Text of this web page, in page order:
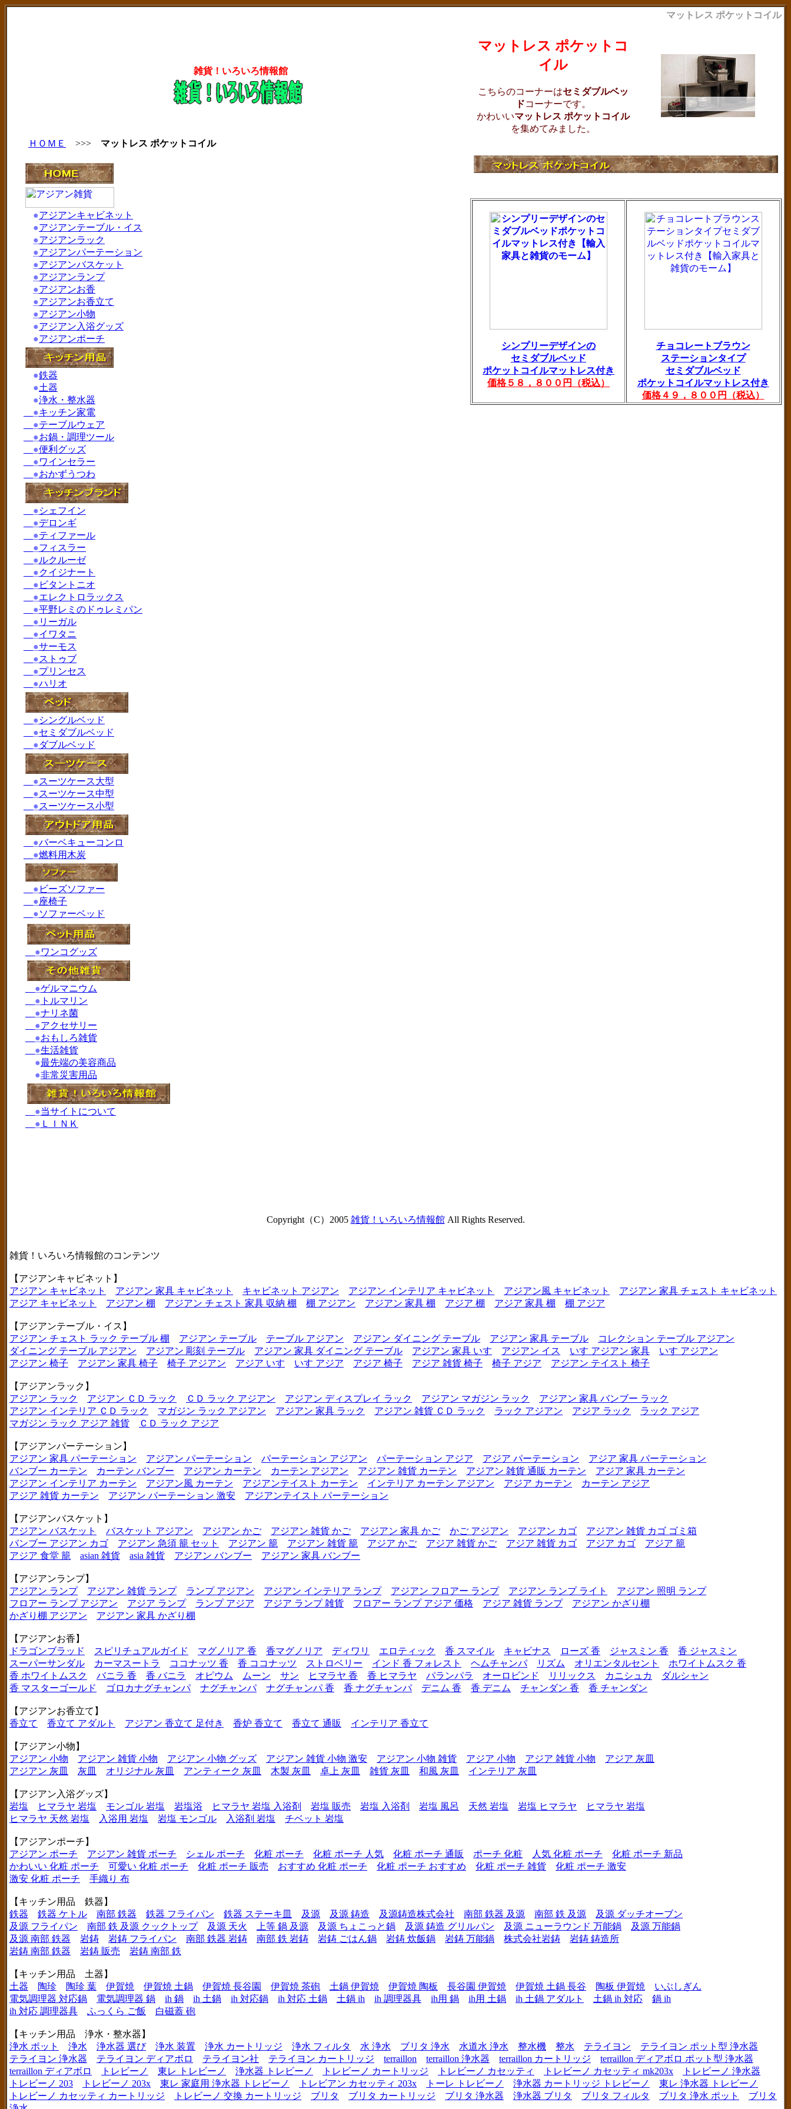
マットレス ポケットコイル
雑貨！いろいろ情報館
マットレス ポケットコ
イル
こちらのコーナーはセミダブルベッ
ドコーナーです。
かわいいマットレス ポケットコイル
を集めてみました。
ＨＯＭＥ
>>> マットレス ポケットコイル
シンプリーデザインの
セミダブルベッド
ポケットコイルマットレス付き
価格５８，８００円（税込）
チョコレートブラウン
ステーションタイプ
セミダブルベッド
ポケットコイルマットレス付き
価格４９，８００円（税込）
●アジアンキャビネット
●アジアンテーブル・イス
●アジアンラック
●アジアンパーテーション
●アジアンバスケット
●アジアンランプ
●アジアンお香
●アジアンお香立て
●アジアン小物
●アジアン入浴グッズ
●アジアンポーチ
●鉄器
●土器
●浄水・整水器
●キッチン家電
●テーブルウェア
●お鍋・調理ツール
●便利グッズ
●ワインセラー
●おかずうつわ
●シェフイン
●デロンギ
●ティファール
●フィスラー
●ルクルーゼ
●クイジナート
● ビタントニオ
●エレクトロラックス
●平野レミのドゥレミパン
● リーガル
●イワタニ
●サーモス
●ストゥブ
●プリンセス
●ハリオ
●シングルベッド
●セミダブルベッド
●ダブルベッド
●スーツケース大型
●スーツケース中型
●スーツケース小型
●バーベキューコンロ
●燃料用木炭
● ビーズソファー
●座椅子
●ソファーベッド
●ワンコグッズ
●ゲルマニウム
● トルマリン
●ナリネ菌
●アクセサリー
●おもしろ雑貨
●生活雑貨
●最先端の美容商品
●非常災害用品
●当サイトについて
● ＬＩＮＫ
Copyright（C）2005 雑貨！いろいろ情報館All Rights Reserved.
雑貨！いろいろ情報館のコンテンツ
【アジアンキャビネット】
アジアン キャビネット
アジアン 家具 キャビネット キャビネット アジアン アジアン インテリア キャビネット アジアン風 キャビネット
アジアン 家具 チェスト キャビネット
アジア キャビネット
アジアン 棚 アジアン チェスト 家具 収納 棚 棚 アジアン アジアン 家具 棚 アジア 棚 アジア 家具 棚 棚 アジア
【アジアンテーブル・イス】
アジアン チェスト ラック テーブル 棚
アジアン テーブル テーブル アジアン アジアン ダイニング テーブル アジアン 家具 テーブル
コレクション テーブル アジアン
ダイニング テーブル アジアン
アジアン 彫刻 テーブル アジアン 家具 ダイニング テーブル アジアン 家具 いす アジアン イス いす アジアン 家具
いす アジアン
アジアン 椅子
アジアン 家具 椅子 椅子 アジアン アジア いす いす アジア アジア 椅子 アジア 雑貨 椅子 椅子 アジア アジアン テイスト 椅子
【アジアンラック】
アジアン ラック
アジアン ＣＤ ラック ＣＤ ラック アジアン アジアン ディスプレイ ラック アジアン マガジン ラック
アジアン 家具 バンブー ラック
アジアン インテリア ＣＤ ラック
マガジン ラック アジアン アジアン 家具 ラック アジアン 雑貨 ＣＤ ラック ラック アジアン アジア ラック
ラック アジア
マガジン ラック アジア 雑貨
ＣＤ ラック アジア
【アジアンパーテーション】
アジアン 家具 パーテーション
アジアン パーテーション パーテーション アジアン パーテーション アジア アジア パーテーション
アジア 家具 パーテーション
バンブー カーテン
カーテン バンブー アジアン カーテン カーテン アジアン アジアン 雑貨 カーテン アジアン 雑貨 通販 カーテン
アジア 家具 カーテン
アジアン インテリア カーテン
アジアン風 カーテン アジアンテイスト カーテン インテリア カーテン アジアン アジア カーテン
カーテン アジア
アジア 雑貨 カーテン
アジアン パーテーション 激安 アジアンテイスト パーテーション
【アジアンバスケット】
アジアン バスケット
バスケット アジアン アジアン かご アジアン 雑貨 かご アジアン 家具 かご かご アジアン アジアン カゴ
アジアン 雑貨 カゴ ゴミ箱
バンブー アジアン カゴ
アジアン 急須 籠 セット アジアン 籠 アジアン 雑貨 籠 アジア かご アジア 雑貨 かご アジア 雑貨 カゴ アジア カゴ
アジア 籠
アジア 食堂 籠
asian 雑貨 asia 雑貨 アジアン バンブー アジアン 家具 バンブー
【アジアンランプ】
アジアン ランプ
アジアン 雑貨 ランプ ランプ アジアン アジアン インテリア ランプ アジアン フロアー ランプ アジアン ランプ ライト
アジアン 照明 ランプ
フロアー ランプ アジアン
アジア ランプ ランプ アジア アジア ランプ 雑貨 フロアー ランプ アジア 価格 アジア 雑貨 ランプ
アジアン かざり棚
かざり棚 アジアン
アジアン 家具 かざり棚
【アジアンお香】
ドラゴンブラッド
スピリチュアルガイド マグノリア 香 香マグノリア ディワリ エロティック 香 スマイル キャビナス ローズ 香 ジャスミン 香
香 ジャスミン
スーパーサンダル
カーマスートラ ココナッツ 香 香 ココナッツ ストロベリー インド 香 フォレスト ヘムチャンパ リズム オリエンタルセント
ホワイトムスク 香
香 ホワイトムスク
バニラ 香 香 バニラ オピウム ムーン サン ヒマラヤ 香 香 ヒマラヤ パランパラ オーロビンド リリックス カニシュカ
ダルシャン
香 マスターゴールド
ゴロカナグチャンパ ナグチャンパ ナグチャンパ 香 香 ナグチャンパ デニム 香 香 デニム チャンダン 香 香 チャンダン
【アジアンお香立て】
香立て
香立て アダルト アジアン 香立て 足付き 香炉 香立て 香立て 通販 インテリア 香立て
【アジアン小物】
アジアン 小物
アジアン 雑貨 小物 アジアン 小物 グッズ アジアン 雑貨 小物 激安 アジアン 小物 雑貨 アジア 小物 アジア 雑貨 小物
アジア 灰皿
アジアン 灰皿
灰皿 オリジナル 灰皿 アンティーク 灰皿 木製 灰皿 卓上 灰皿 雑貨 灰皿 和風 灰皿 インテリア 灰皿
【アジアン入浴グッズ】
岩塩
ヒマラヤ 岩塩 モンゴル 岩塩 岩塩浴 ヒマラヤ 岩塩 入浴剤 岩塩 販売 岩塩 入浴剤 岩塩 風呂 天然 岩塩 岩塩 ヒマラヤ
ヒマラヤ 岩塩
ヒマラヤ 天然 岩塩
入浴用 岩塩 岩塩 モンゴル 入浴剤 岩塩 チベット 岩塩
【アジアンポーチ】
アジアン ポーチ
アジアン 雑貨 ポーチ シェル ポーチ 化粧 ポーチ 化粧 ポーチ 人気 化粧 ポーチ 通販 ポーチ 化粧 人気 化粧 ポーチ
化粧 ポーチ 新品
かわいい 化粧 ポーチ
可愛い 化粧 ポーチ 化粧 ポーチ 販売 おすすめ 化粧 ポーチ 化粧 ポーチ おすすめ 化粧 ポーチ 雑貨
化粧 ポーチ 激安
激安 化粧 ポーチ
手織り 布
【キッチン用品 鉄器】
鉄器
鉄器 ケトル 南部 鉄器 鉄器 フライパン 鉄器 ステーキ皿 及源 及源 鋳造 及源鋳造株式会社 南部 鉄器 及源 南部 鉄 及源
及源 ダッチオーブン
及源 フライパン
南部 鉄 及源 クックトップ 及源 天火 上等 鍋 及源 及源 ちょこっと鍋 及源 鋳造 グリルパン 及源 ニューラウンド 万能鍋
及源 万能鍋
及源 南部 鉄器
岩鋳 岩鋳 フライパン 南部 鉄器 岩鋳 南部 鉄 岩鋳 岩鋳 ごはん鍋 岩鋳 炊飯鍋 岩鋳 万能鍋 株式会社岩鋳
岩鋳 鋳造所
岩鋳 南部 鉄器
岩鋳 販売 岩鋳 南部 鉄
【キッチン用品 土器】
土器
陶珍 陶珍 葉 伊賀焼 伊賀焼 土鍋 伊賀焼 長谷園 伊賀焼 茶砲 土鍋 伊賀焼 伊賀焼 陶板 長谷園 伊賀焼 伊賀焼 土鍋 長谷 陶板 伊賀焼
いぶしぎん
電気調理器 対応鍋
電気調理器 鍋 ih 鍋 ih 土鍋 ih 対応鍋 ih 対応 土鍋 土鍋 ih ih 調理器具 ih用 鍋 ih用 土鍋 ih 土鍋 アダルト 土鍋 ih 対応
鍋 ih
ih 対応 調理器具
ふっくら ご飯 白磁蓋 砲
【キッチン用品 浄水・整水器】
浄水 ポット
浄水 浄水器 選び 浄水 装置 浄水 カートリッジ 浄水 フィルタ 水 浄水 ブリタ 浄水 水道水 浄水 整水機 整水 テライヨン
テライヨン ポット型 浄水器
テライヨン 浄水器
テライヨン ディアボロ テライヨン社 テライヨン カートリッジ terraillon terraillon 浄水器 terraillon カートリッジ
terraillon ディアボロ ポット型 浄水器
terraillon ディアボロ
トレビーノ 東レ トレビーノ 浄水器 トレビーノ トレビーノ カートリッジ トレビーノ カセッティ トレビーノ カセッティ mk203x
トレビーノ 浄水器
トレビーノ 203
トレビーノ 203x 東レ 家庭用 浄水器 トレビーノ トレビアン カセッティ 203x トーレ トレビーノ 浄水器 カートリッジ トレビーノ
東レ 浄水器 トレビーノ
トレビーノ カセッティ カートリッジ
トレビーノ 交換 カートリッジ ブリタ ブリタ カートリッジ ブリタ 浄水器 浄水器 ブリタ ブリタ フィルタ ブリタ 浄水 ポット
ブリタ